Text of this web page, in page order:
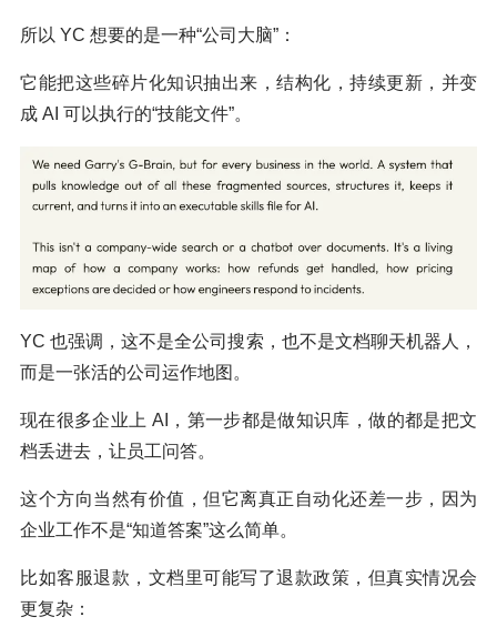
所以 YC 想要的是一种“公司大脑”：
它能把这些碎片化知识抽出来，结构化，持续更新，并变
成 AI 可以执行的“技能文件”。
YC 也强调，这不是全公司搜索，也不是文档聊天机器人，
而是一张活的公司运作地图。
现在很多企业上 AI，第一步都是做知识库，做的都是把文
档丢进去，让员工问答。
这个方向当然有价值，但它离真正自动化还差一步，因为
企业工作不是“知道答案”这么简单。
比如客服退款，文档里可能写了退款政策，但真实情况会
更复杂：